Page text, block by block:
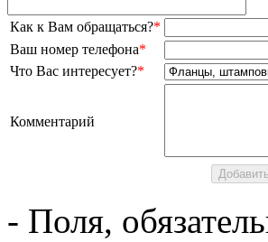
Как к Вам обращаться?*
Ваш номер телефона*
Что Вас интересует?*
Комментарий
- Поля,